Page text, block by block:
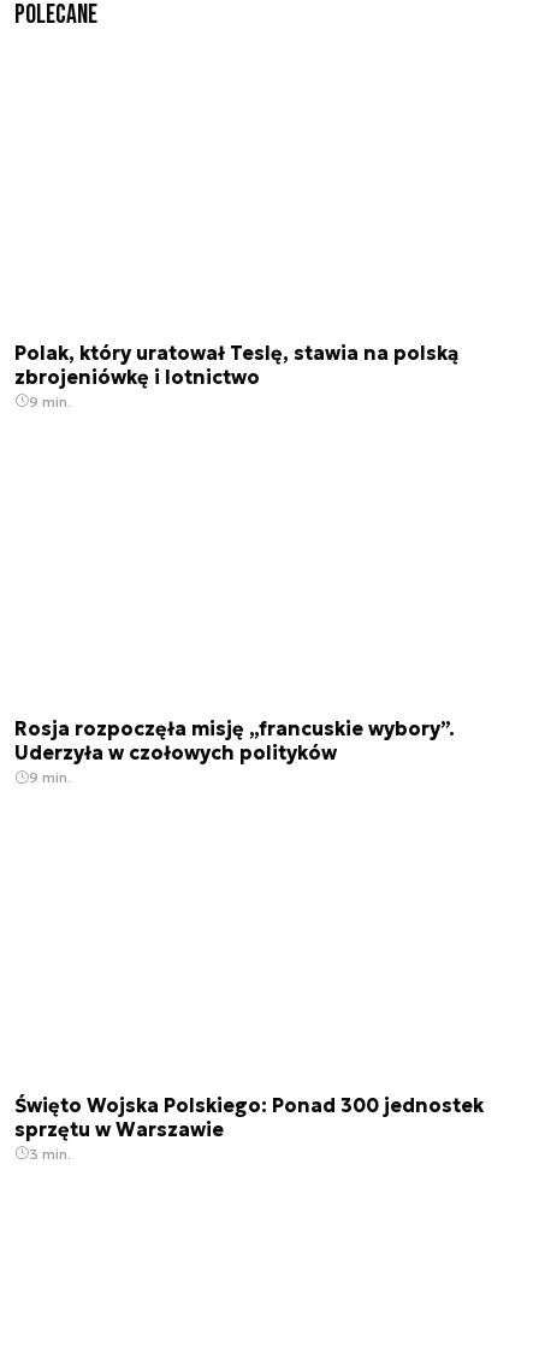
Polecane
Polak, który uratował Teslę, stawia na polską
zbrojeniówkę i lotnictwo
9 min.
Rosja rozpoczęła misję „francuskie wybory”.
Uderzyła w czołowych polityków
9 min.
Święto Wojska Polskiego: Ponad 300 jednostek
sprzętu w Warszawie
3 min.